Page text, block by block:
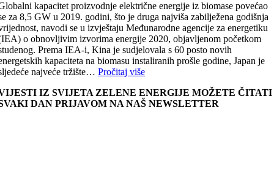
kapacitet proizvodnje električne energije iz biomase povećao
za 8,5 GW u 2019. godini, što je druga najviša zabilježena godišnja
navodi se u izvještaju Međunarodne agencije za energetiku
o obnovljivim izvorima energije 2020, objavljenom početkom
Prema IEA-i, Kina je sudjelovala s 60 posto novih
kapaciteta na biomasu instaliranih prošle godine, Japan je
najveće tržište…Pročitaj više
IZ SVIJETA ZELENE ENERGIJE MOŽETE ČITATI
DAN PRIJAVOM NA NAŠ NEWSLETTER